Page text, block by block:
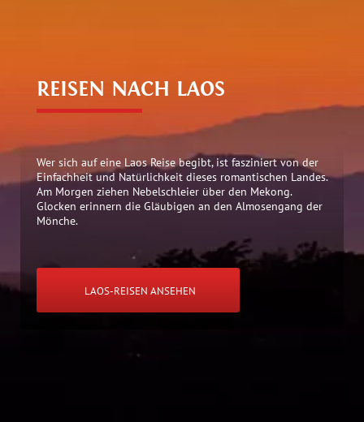
REISEN NACH LAOS
Wer sich auf eine Laos Reise begibt, ist fasziniert von der
Einfachheit und Natürlichkeit dieses romantischen Landes.
Am Morgen ziehen Nebelschleier über den Mekong.
Glocken erinnern die Gläubigen an den Almosengang der
Mönche.
LAOS-REISEN ANSEHEN